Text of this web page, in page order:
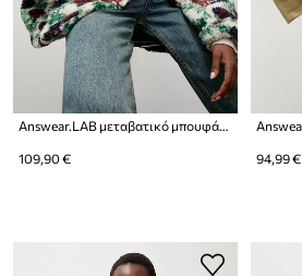
Answear.LAB μεταβατικό μπουφάν γυναικείο φλις
109,90 € 94,99 €